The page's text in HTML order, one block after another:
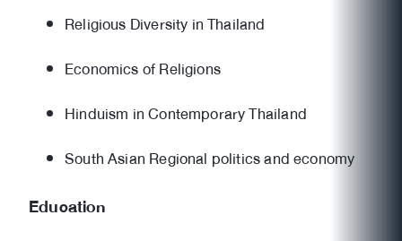
Religious Diversity in Thailand
Economics of Religions
Hinduism in Contemporary Thailand
South Asian Regional politics and economy
Education